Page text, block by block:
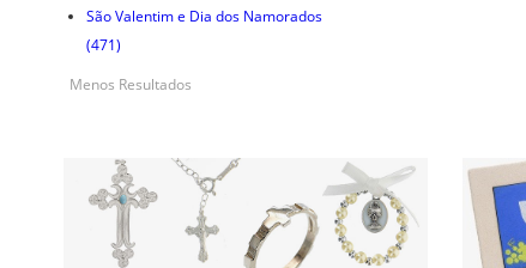
São Valentim e Dia dos Namorados
(471)
Menos Resultados